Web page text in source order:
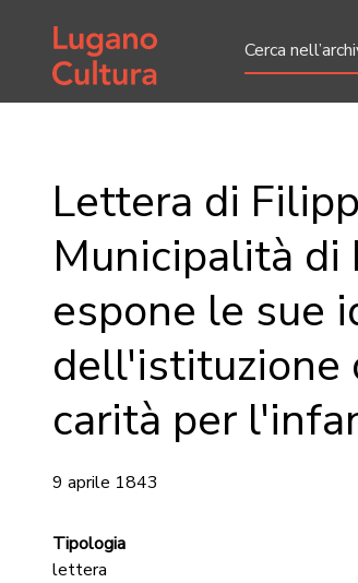
Home page
Lettera di
Municipalità di
espone le sue
dell'istituzione
carità per
9 aprile 1843
Tipologia
lettera